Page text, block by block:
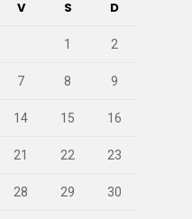
V S D
1 2
7 8 9
14 15 16
21 22 23
28 29 30